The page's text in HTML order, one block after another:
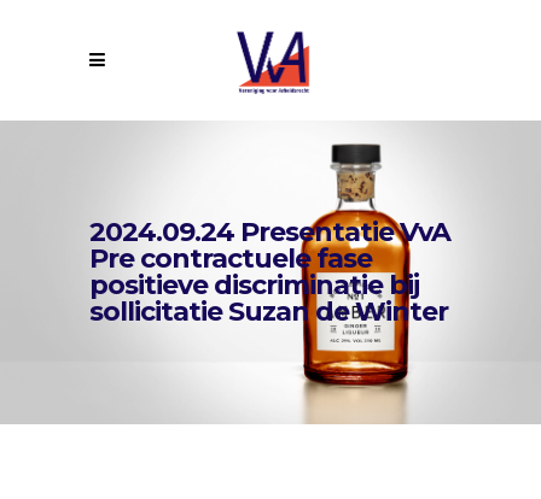
2024.09.24 Presentatie VvA
Pre contractuele fase
positieve discriminatie bij
sollicitatie Suzan de Winter